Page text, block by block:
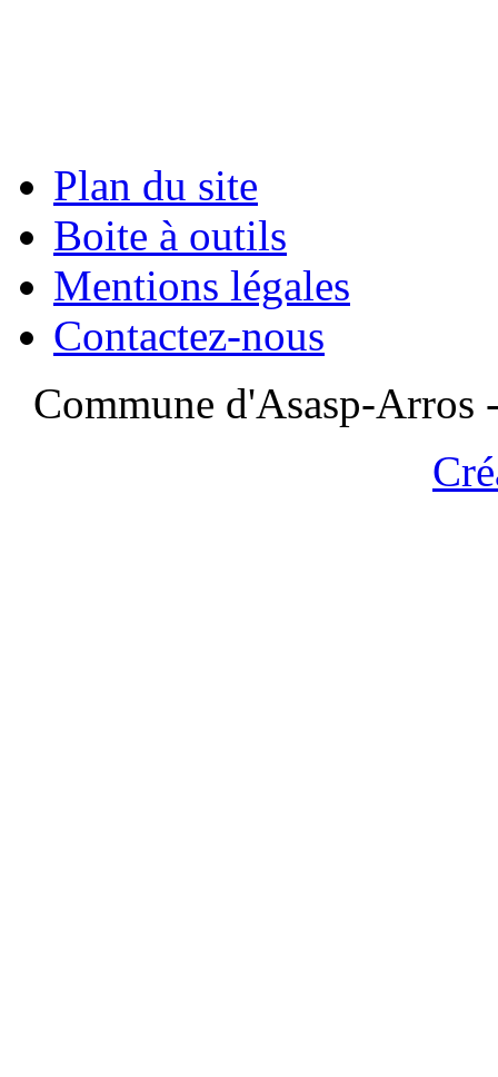
Plan du site
Boite à outils
Mentions légales
Contactez-nous
Commune d'Asasp-Arros